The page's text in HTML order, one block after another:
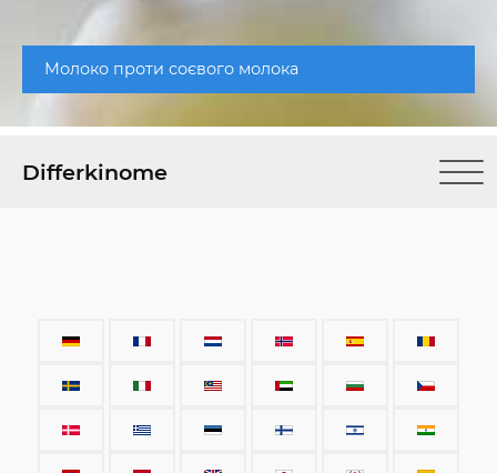
Молоко проти соєвого молока
Differkinome